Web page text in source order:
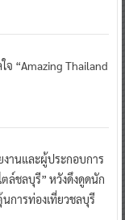
จ “Amazing Thailand
านและผู้ประกอบการ
ล์ชลบุรี” หวังดึงดูดนัก
การท่องเที่ยวชลบุรี